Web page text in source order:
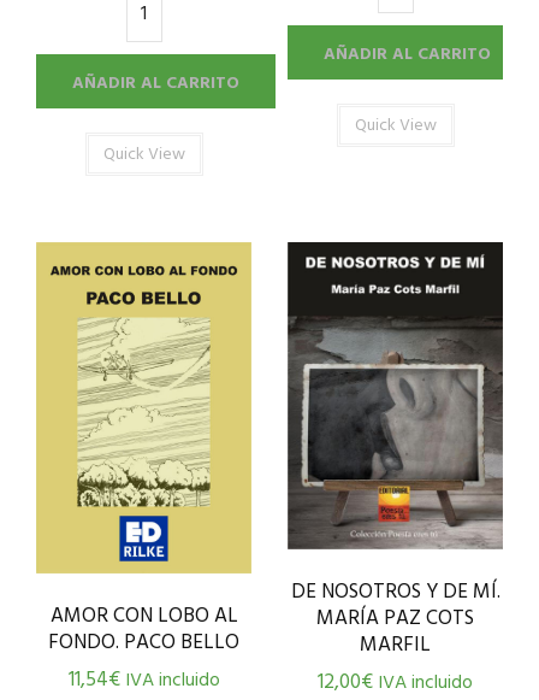
AÑADIR AL CARRITO
Quick View
AÑADIR AL CARRITO
Quick View
AMOR CON LOBO AL
FONDO. PACO BELLO
11,54€ IVA incluido
DE NOSOTROS Y DE MÍ.
MARÍA PAZ COTS
MARFIL
12,00€IVA incluido